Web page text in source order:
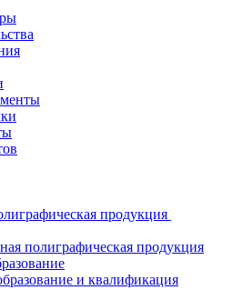
продукция
полиграфическая продукция
и квалификация